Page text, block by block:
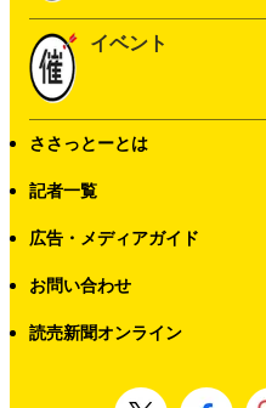
イベント
ささっとーとは
記者一覧
広告・メディアガイド
お問い合わせ
読売新聞オンライン